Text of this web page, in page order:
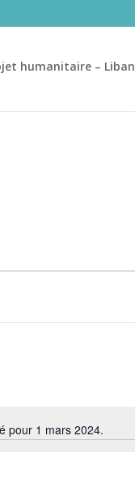
humanitaire – Liban
pour 1 mars 2024.